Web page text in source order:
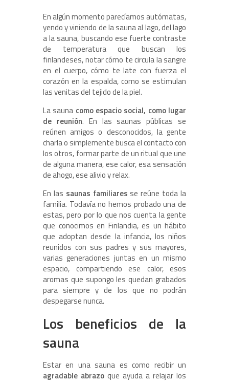
En algún momento parecíamos autómatas,
yendo y viniendo de la sauna al lago, del lago
a la sauna, buscando ese fuerte contraste
de temperatura que buscan los
finlandeses, notar cómo te circula la sangre
en el cuerpo, cómo te late con fuerza el
corazón en la espalda, como se estimulan
las venitas del tejido de la piel.
La sauna como espacio social, como lugar
de reunión. En las saunas públicas se
reúnen amigos o desconocidos, la gente
charla o simplemente busca el contacto con
los otros, formar parte de un ritual que une
de alguna manera, ese calor, esa sensación
de ahogo, ese alivio y relax.
En las saunas familiares se reúne toda la
familia. Todavía no hemos probado una de
estas, pero por lo que nos cuenta la gente
que conocimos en Finlandia, es un hábito
que adoptan desde la infancia, los niños
reunidos con sus padres y sus mayores,
varias generaciones juntas en un mismo
espacio, compartiendo ese calor, esos
aromas que supongo les quedan grabados
para siempre y de los que no podrán
despegarse nunca.
Los beneficios de la
sauna
Estar en una sauna es como recibir un
agradable abrazo que ayuda a relajar los